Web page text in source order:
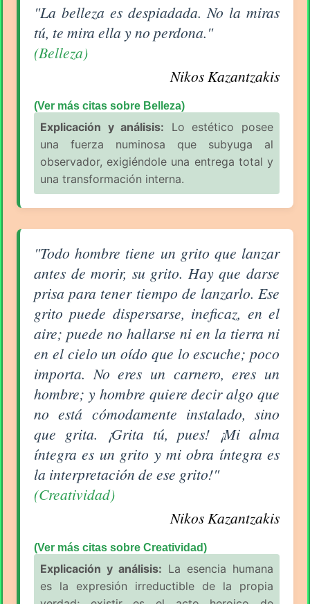
Aforismo sobre Belleza de Nikos Kazantzakis
"La belleza es despiadada. No la miras
tú, te mira ella y no perdona."
(Belleza)
Nikos Kazantzakis
(Ver más citas sobre Belleza)
Explicación y análisis: Lo estético posee
una fuerza numinosa que subyuga al
observador, exigiéndole una entrega total y
una transformación interna.
Aforismo sobre Creatividad de Nikos Kazantzakis
"Todo hombre tiene un grito que lanzar
antes de morir, su grito. Hay que darse
prisa para tener tiempo de lanzarlo. Ese
grito puede dispersarse, ineficaz, en el
aire; puede no hallarse ni en la tierra ni
en el cielo un oído que lo escuche; poco
importa. No eres un carnero, eres un
hombre; y hombre quiere decir algo que
no está cómodamente instalado, sino
que grita. ¡Grita tú, pues! ¡Mi alma
íntegra es un grito y mi obra íntegra es
la interpretación de ese grito!"
(Creatividad)
Nikos Kazantzakis
(Ver más citas sobre Creatividad)
Explicación y análisis: La esencia humana
es la expresión irreductible de la propia